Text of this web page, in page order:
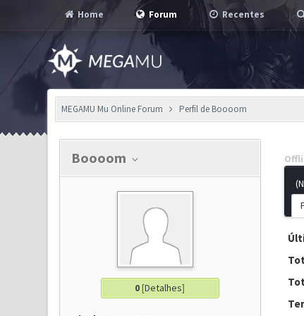
Home Forum Recentes
MEGAMU Mu Online Forum Perfil de Boooom
Boooom
0[Detalhes]